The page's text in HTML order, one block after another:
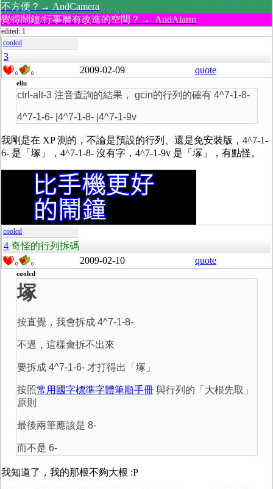
不方便？→ AndCamera
覺得鬧鐘/行事曆有改進的空間？→ AndAlarm
edited: 1
coolcd
3
0 0 2009-02-09 quote
eliu
ctrl-alt-3 注音查詢的結果， gcin的行列的確有 4^7-1-8-
4^7-1-6- |4^7-1-8- |4^7-1-9v
我剛是在 XP 測的，不論是預設的行列、還是免安裝版，4^7-1-
6- 是「塚」，4^7-1-8- 沒有字，4^7-1-9v 是「塜」，有點怪。
coolcd
4 奇怪的行列拆碼
0 0 2009-02-10 quote
coolcd
塚
按直覺，我會拆成 4^7-1-8-
不過，這樣會拆不出來
要拆成 4^7-1-6- 才打得出「塚」
按照常用國字標準字體筆順手冊與行列的「大根先取」
原則
最後兩筆應該是 8-
而不是 6-
我知道了，我的那根不夠大根 :P